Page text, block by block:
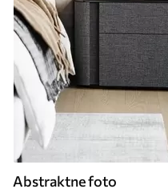
Abstraktne foto